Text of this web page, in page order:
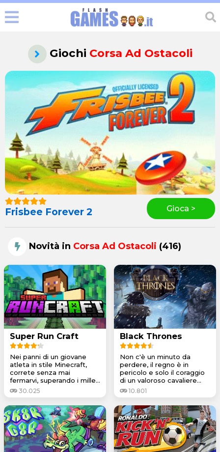
Giochi Corsa Ad Ostacoli
Frisbee Forever 2 Gioca >
Novità in Corsa Ad Ostacoli (416)
Super Run Craft
Nei panni di un giovane
atleta in stile Minecraft,
correte senza mai
fermarvi, superando i mille...
30.025
Black Thrones
Non c'è un minuto da
perdere, il regno è in
pericolo e solo il coraggio
di un valoroso cavaliere...
10.801